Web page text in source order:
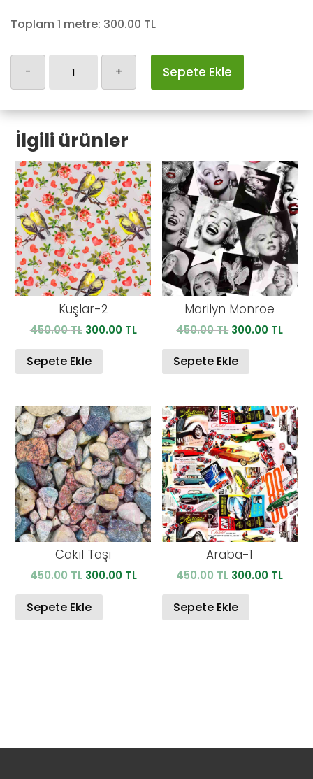
450.00 TL.
Toplam 1 metre: 300.00 TL
- + Sepete Ekle
İlgili ürünler
Kuşlar-2
450.00TL Orijinal
450.00 TL.
300.00 TLŞu
300.00 TL.
Sepete Ekle
Marilyn Monroe
450.00TL Orijinal
450.00 TL.
300.00 TLŞu
Sepete Ekle
Cakıl Taşı
450.00TL Orijinal
450.00 TL.
300.00 TLŞu
300.00 TL.
Sepete Ekle
Araba-1
450.00TL Orijinal
450.00 TL.
300.00 TLŞu
Sepete Ekle